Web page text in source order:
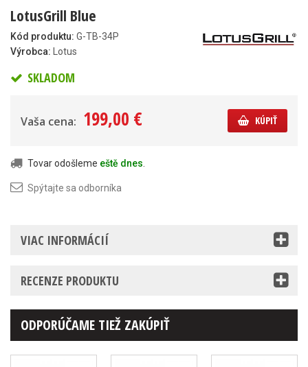
LotusGrill Blue
Kód produktu: G-TB-34P
Výrobca:
Lotus
SKLADOM
Vaša cena: 199,00 € KÚPIŤ
Tovar odošleme eště dnes
Spýtajte sa odborníka
VIAC INFORMÁCIÍ
RECENZE PRODUKTU
ODPORÚČAME TIEŽ ZAKÚPIŤ